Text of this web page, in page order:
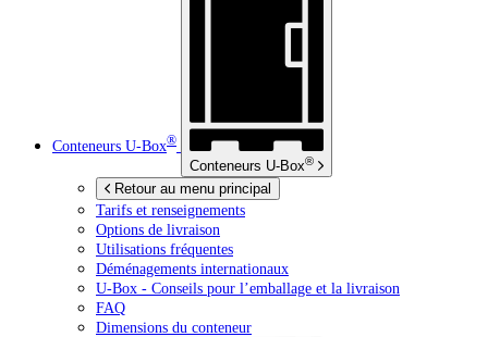
Conteneurs U-Box®
Conteneurs U-Box®
Retour au menu principal
Tarifs et renseignements
Options de livraison
Utilisations fréquentes
Déménagements internationaux
U-Box - Conseils pour l’emballage et la livraison
FAQ
Dimensions du conteneur